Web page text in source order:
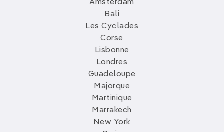
Amsterdam
Bali
Les Cyclades
Corse
Lisbonne
Londres
Guadeloupe
Majorque
Martinique
Marrakech
New York